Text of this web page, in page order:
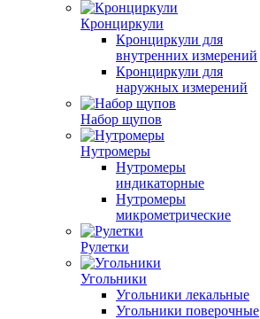
Кронциркули
Кронциркули для
внутренних измерений
Кронциркули для
наружных измерений
Набор щупов
Нутромеры
Нутромеры
индикаторные
Нутромеры
микрометрические
Рулетки
Угольники
Угольники лекальные
Угольники поверочные